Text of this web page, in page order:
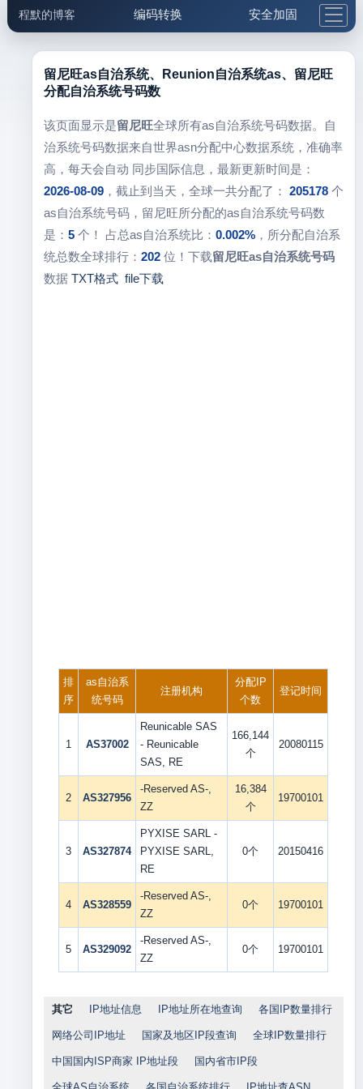
程默的博客 编码转换 安全加固
邮件工具 生活便民 更多工具
5.1支付宝大红包
留尼旺as自治系统、Reunion自治系统as、留尼旺
分配自治系统号码数
该页面显示是留尼旺全球所有as自治系统号码数据。自
治系统号码数据来自世界asn分配中心数据系统，准确率
高，每天会自动 同步国际信息，最新更新时间是：
2026-08-09，截止到当天，全球一共分配了： 205178个
as自治系统号码，留尼旺所分配的as自治系统号码数
是： 5个！ 占总as自治系统比： 0.002%，所分配自治系
统总数全球排行： 202位！下载留尼旺as自治系统号码
数据 TXT格式 file下载
排
序
as自治系
统号码
注册机构
分配IP
个数
登记时间
1 AS37002
Reunicable SAS
- Reunicable
SAS, RE
166,144
个
20080115
2 AS327956
-Reserved AS-,
ZZ
16,384
个
19700101
3 AS327874
PYXISE SARL -
PYXISE SARL,
RE
0个 20150416
4 AS328559
-Reserved AS-,
ZZ
0个 19700101
5 AS329092
-Reserved AS-,
ZZ
0个 19700101
其它 IP地址信息 IP地址所在地查询 各国IP数量排行
网络公司IP地址 国家及地区IP段查询 全球IP数量排行
中国国内ISP商家 IP地址段 国内省市IP段